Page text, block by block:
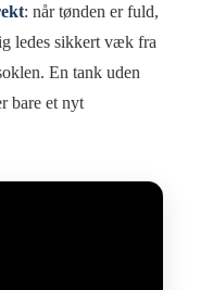
: når tønden er fuld,
ledes sikkert væk fra
En tank uden
bare et nyt